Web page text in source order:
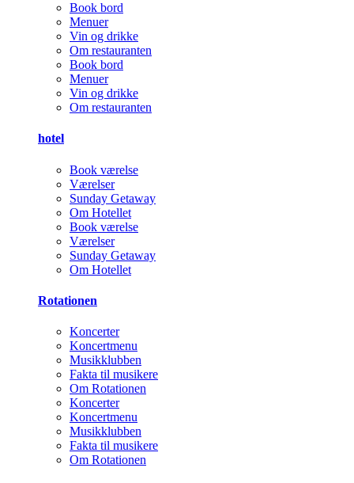
Book bord
Menuer
Vin og drikke
Om restauranten
Book bord
Menuer
Vin og drikke
Om restauranten
hotel
Book værelse
Værelser
Sunday Getaway
Om Hotellet
Book værelse
Værelser
Sunday Getaway
Om Hotellet
Rotationen
Koncerter
Koncertmenu
Musikklubben
Fakta til musikere
Om Rotationen
Koncerter
Koncertmenu
Musikklubben
Fakta til musikere
Om Rotationen